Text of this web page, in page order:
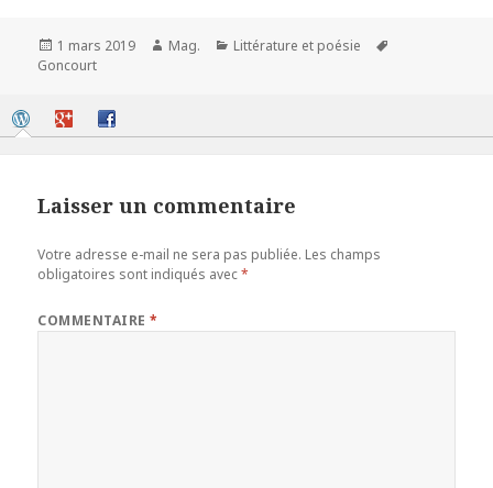
Publié
le
1 mars 2019 Auteur
Mag. Catégories
Littérature et poésie
Goncourt
Laisser un commentaire
Votre adresse e-mail ne sera pas publiée. Les champs
obligatoires sont indiqués avec*
COMMENTAIRE*